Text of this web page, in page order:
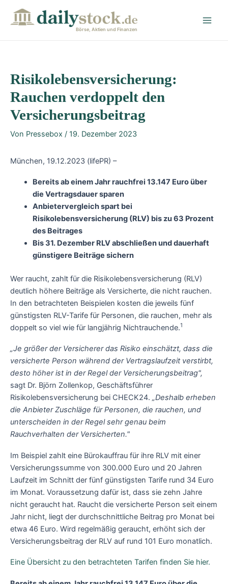
Börse, Aktien und Finanzen
Risikolebensversicherung:
Rauchen verdoppelt den
Versicherungsbeitrag
Von Pressebox / 19. Dezember 2023
München, 19.12.2023 (lifePR) –
Bereits ab einem Jahr rauchfrei 13.147 Euro über
die Vertragsdauer sparen
Anbietervergleich spart bei
Risikolebensversicherung (RLV) bis zu 63 Prozent
des Beitrages
Bis 31. Dezember RLV abschließen und dauerhaft
günstigere Beiträge sichern
Wer raucht, zahlt für die Risikolebensversicherung (RLV)
deutlich höhere Beiträge als Versicherte, die nicht rauchen.
In den betrachteten Beispielen kosten die jeweils fünf
günstigsten RLV-Tarife für Personen, die rauchen, mehr als
doppelt so viel wie für langjährig Nichtrauchende.1
„Je größer der Versicherer das Risiko einschätzt, dass die
versicherte Person während der Vertragslaufzeit verstirbt,
desto höher ist in der Regel der Versicherungsbeitrag",
sagt Dr. Björn Zollenkop, Geschäftsführer
Risikolebensversicherung bei CHECK24. „Deshalb erheben
die Anbieter Zuschläge für Personen, die rauchen, und
unterscheiden in der Regel sehr genau beim
Rauchverhalten der Versicherten."
Im Beispiel zahlt eine Bürokauffrau für ihre RLV mit einer
Versicherungssumme von 300.000 Euro und 20 Jahren
Laufzeit im Schnitt der fünf günstigsten Tarife rund 34 Euro
im Monat. Voraussetzung dafür ist, dass sie zehn Jahre
nicht geraucht hat. Raucht die versicherte Person seit einem
Jahr nicht, liegt der durchschnittliche Beitrag pro Monat bei
etwa 46 Euro. Wird regelmäßig geraucht, erhöht sich der
Versicherungsbeitrag der RLV auf rund 101 Euro monatlich.
Eine Übersicht zu den betrachteten Tarifen finden Sie hier.